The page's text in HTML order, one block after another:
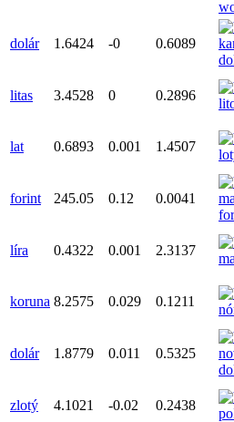
dolár 1.6424 -0 0.6089
litas 3.4528 0 0.2896
lat 0.6893 0.001 1.4507
forint 245.05 0.12 0.0041
líra 0.4322 0.001 2.3137
koruna 8.2575 0.029 0.1211
dolár 1.8779 0.011 0.5325
zlotý 4.1021 -0.02 0.2438